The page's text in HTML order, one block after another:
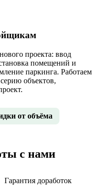
проекта: ввод
помещений и
паркинга. Работаем
объектов,
от объёма
с нами
Гарантия доработок